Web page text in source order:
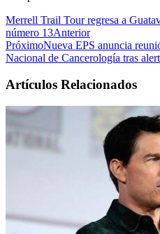
Merrell Trail Tour regresa a
número 13Anterior
PróximoNueva EPS anuncia
Nacional de Cancerología tras
Artículos Relacionados